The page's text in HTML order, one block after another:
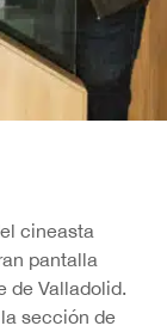
cineasta
pantalla
de Valladolid.
sección de